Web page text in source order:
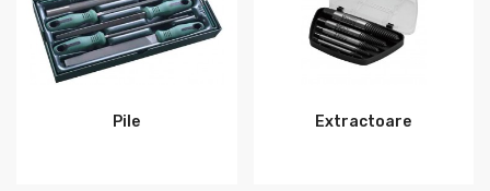
Pile Extractoare